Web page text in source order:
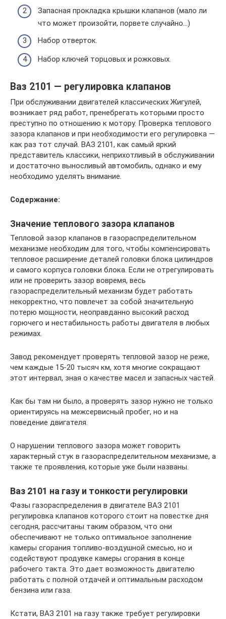
Запасная прокладка крышки клапанов (мало ли
что может произойти, порвете случайно…)
Набор отверток.
Набор ключей торцовых и рожковых.
Ваз 2101 — регулировка клапанов
При обслуживании двигателей классических Жигулей,
возникает ряд работ, пренебрегать которыми просто
преступно по отношению к мотору. Проверка теплового
зазора клапанов и при необходимости его регулировка —
как раз тот случай. ВАЗ 2101, как самый яркий
представитель классики, неприхотливый в обслуживании
и достаточно выносливый автомобиль, однако и ему
необходимо уделять внимание.
Содержание:
Значение теплового зазора клапанов
Тепловой зазор клапанов в газораспределительном
механизме необходим для того, чтобы компенсировать
тепловое расширение деталей головки блока цилиндров
и самого корпуса головки блока. Если не отрегулировать
или не проверить зазор вовремя, весь
газораспределительный механизм будет работать
некорректно, что повлечет за собой значительную
потерю мощности, неоправданно высокий расход
горючего и нестабильность работы двигателя в любых
режимах.
Завод рекомендует проверять тепловой зазор не реже,
чем каждые 15-20 тысяч км, хотя многие сокращают
этот интервал, зная о качестве масел и запасных частей.
Как бы там ни было, а проверять зазор нужно не только
ориентируясь на межсервисный пробег, но и на
поведение двигателя.
О нарушении теплового зазора может говорить
характерный стук в газораспределительном механизме, а
также те проявления, которые уже были названы.
Ваз 2101 на газу и тонкости регулировки
Фазы газораспределения в двигателе ВАЗ 2101
регулировка клапанов которого стоит на повестке дня
сегодня, рассчитаны таким образом, что они
обеспечивают не только оптимальное заполнение
камеры сгорания топливо-воздушной смесью, но и
содействуют продувке камеры сгорания в конце
рабочего такта. Это дает возможность двигателю
работать с полной отдачей и оптимальным расходом
бензина или газа.
Кстати, ВАЗ 2101 на газу также требует регулировки